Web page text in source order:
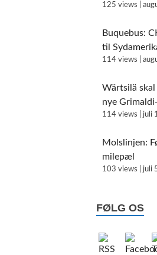
125 views |
Buquebus:
til
114 views |
Wärtsilä
nye
114 views juli
Molslinjen:
milepæl
103 views juli
FØLG OS